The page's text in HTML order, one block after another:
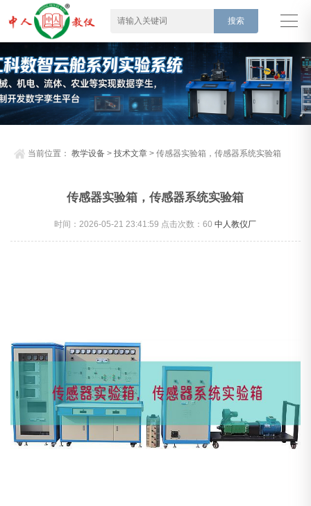
当前位置：教学设备 >技术文章 > 传感器实验箱，传感器系统实验箱
传感器实验箱，传感器系统实验箱
时间：2026-05-21 23:41:59 点击次数：60中人教仪厂